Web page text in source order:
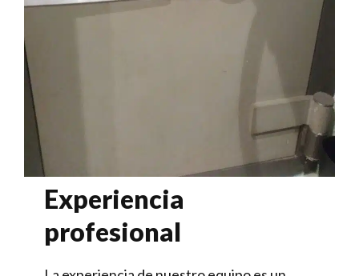
Experiencia
profesional